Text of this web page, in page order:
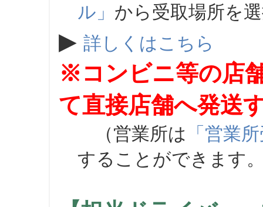
ル」 から受取場所を
▶ 詳しくはこちら
※コンビニ等の店
て直接店舗へ発送
（営業所は 「営業
することができます